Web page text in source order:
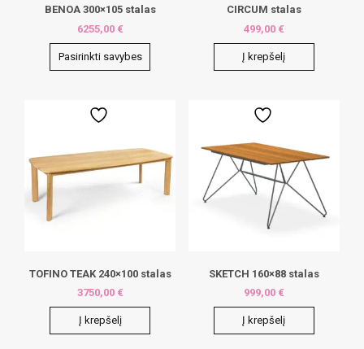
BENOA 300×105 stalas
6255,00 €
Pasirinkti savybes
options
may
be
page
CIRCUM stalas
499,00 €
Į krepšelį
TOFINO TEAK 240×100 stalas
3750,00 €
Į krepšelį
SKETCH 160×88 stalas
999,00 €
Į krepšelį